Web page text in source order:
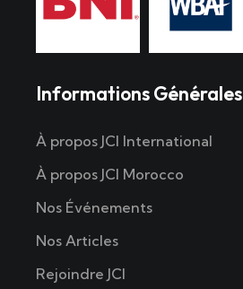
Informations Générales
À propos JCI International
À propos JCI Morocco
Nos Événements
Nos Articles
Rejoindre JCI